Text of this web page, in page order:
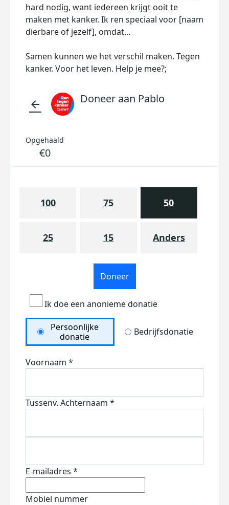
hard nodig, want iedereen krijgt ooit te
maken met kanker. Ik ren speciaal voor [naam
dierbare of jezelf], omdat…
Samen kunnen we het verschil maken. Tegen
kanker. Voor het leven. Help je mee?;
arrow_back Doneer aan Pablo
Opgehaald
€0
100 75 50
25 15 Anders
Doneer
Ik doe een anonieme donatie
Persoonlijke
donatie
Bedrijfsdonatie
Voornaam *
Tussenv. Achternaam *
E-mailadres *
Mobiel nummer